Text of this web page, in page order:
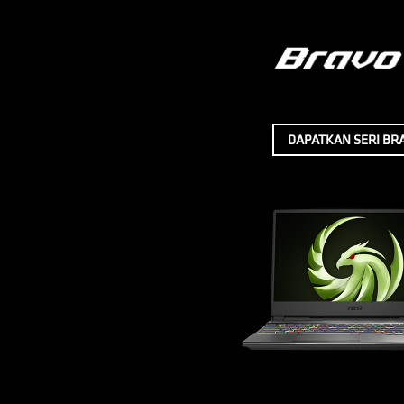
DAPATKAN SERI